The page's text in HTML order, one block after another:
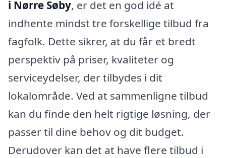
i Nørre Søby, er det en god idé at
indhente mindst tre forskellige tilbud fra
fagfolk. Dette sikrer, at du får et bredt
perspektiv på priser, kvaliteter og
serviceydelser, der tilbydes i dit
lokalområde. Ved at sammenligne tilbud
kan du finde den helt rigtige løsning, der
passer til dine behov og dit budget.
Derudover kan det at have flere tilbud i